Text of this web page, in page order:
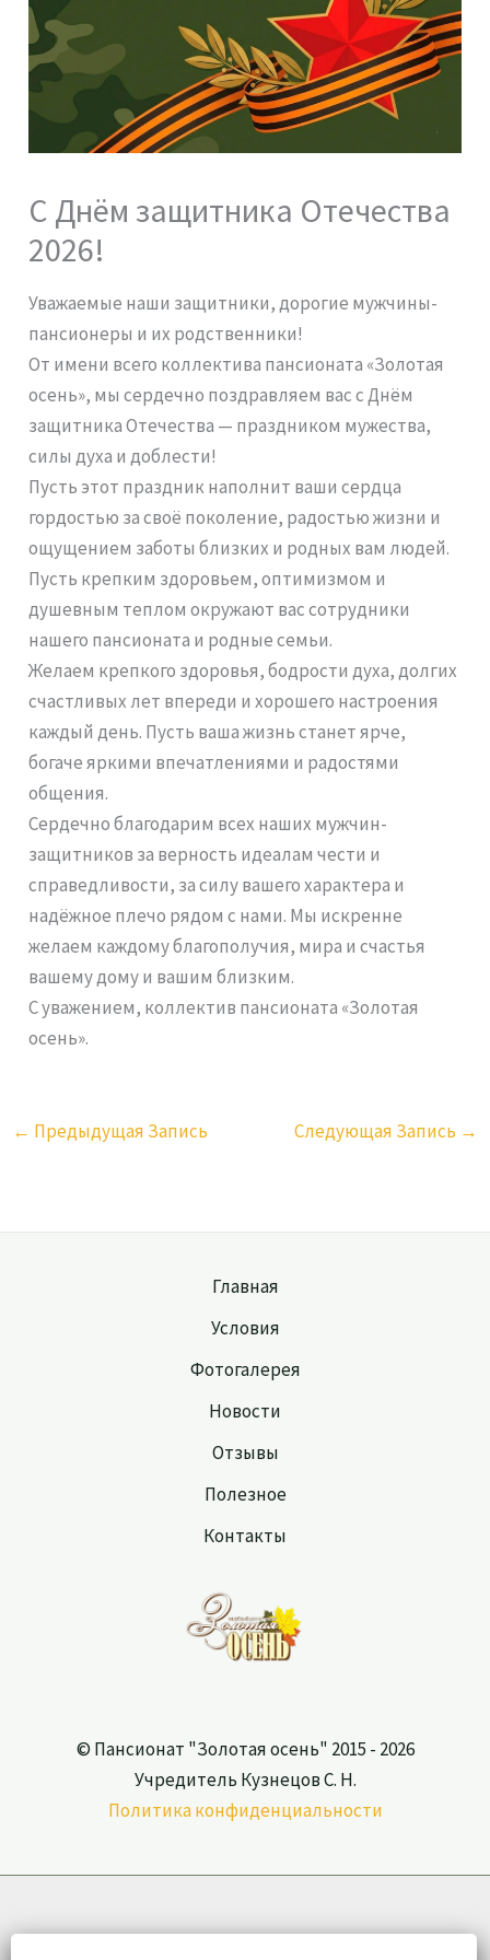
С Днём защитника Отечества
2026!
Уважаемые наши защитники, дорогие мужчины-
пансионеры и их родственники!
От имени всего коллектива пансионата «Золотая
осень», мы сердечно поздравляем вас с Днём
защитника Отечества — праздником мужества,
силы духа и доблести!
Пусть этот праздник наполнит ваши сердца
гордостью за своё поколение, радостью жизни и
ощущением заботы близких и родных вам людей.
Пусть крепким здоровьем, оптимизмом и
душевным теплом окружают вас сотрудники
нашего пансионата и родные семьи.
Желаем крепкого здоровья, бодрости духа, долгих
счастливых лет впереди и хорошего настроения
каждый день. Пусть ваша жизнь станет ярче,
богаче яркими впечатлениями и радостями
общения.
Сердечно благодарим всех наших мужчин-
защитников за верность идеалам чести и
справедливости, за силу вашего характера и
надёжное плечо рядом с нами. Мы искренне
желаем каждому благополучия, мира и счастья
вашему дому и вашим близким.
С уважением, коллектив пансионата «Золотая
осень».
← Предыдущая Запись Следующая Запись →
Главная
Условия
Фотогалерея
Новости
Отзывы
Полезное
Контакты
© Пансионат "Золотая осень" 2015 - 2026
Учредитель Кузнецов С. Н.
Политика конфиденциальности